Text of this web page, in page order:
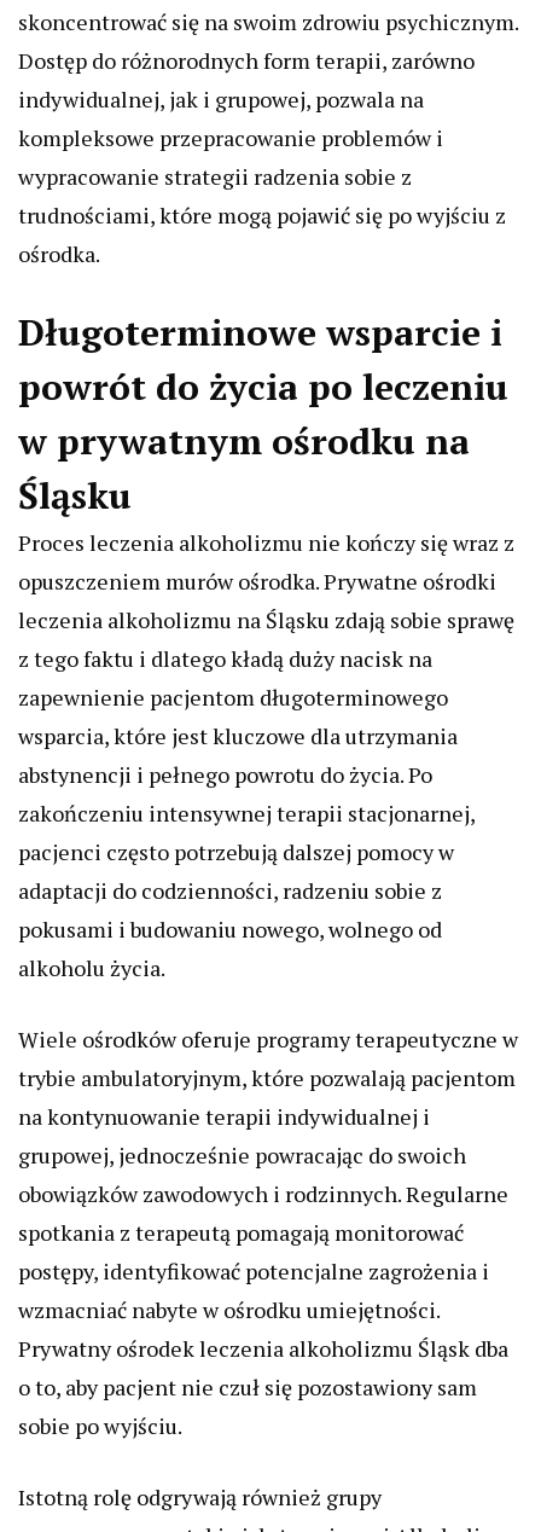
skoncentrować się na swoim zdrowiu psychicznym.
Dostęp do różnorodnych form terapii, zarówno
indywidualnej, jak i grupowej, pozwala na
kompleksowe przepracowanie problemów i
wypracowanie strategii radzenia sobie z
trudnościami, które mogą pojawić się po wyjściu z
ośrodka.
Długoterminowe wsparcie i
powrót do życia po leczeniu
w prywatnym ośrodku na
Śląsku
Proces leczenia alkoholizmu nie kończy się wraz z
opuszczeniem murów ośrodka. Prywatne ośrodki
leczenia alkoholizmu na Śląsku zdają sobie sprawę
z tego faktu i dlatego kładą duży nacisk na
zapewnienie pacjentom długoterminowego
wsparcia, które jest kluczowe dla utrzymania
abstynencji i pełnego powrotu do życia. Po
zakończeniu intensywnej terapii stacjonarnej,
pacjenci często potrzebują dalszej pomocy w
adaptacji do codzienności, radzeniu sobie z
pokusami i budowaniu nowego, wolnego od
alkoholu życia.
Wiele ośrodków oferuje programy terapeutyczne w
trybie ambulatoryjnym, które pozwalają pacjentom
na kontynuowanie terapii indywidualnej i
grupowej, jednocześnie powracając do swoich
obowiązków zawodowych i rodzinnych. Regularne
spotkania z terapeutą pomagają monitorować
postępy, identyfikować potencjalne zagrożenia i
wzmacniać nabyte w ośrodku umiejętności.
Prywatny ośrodek leczenia alkoholizmu Śląsk dba
o to, aby pacjent nie czuł się pozostawiony sam
sobie po wyjściu.
Istotną rolę odgrywają również grupy